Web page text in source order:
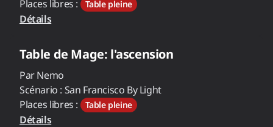
Places libres :
Table pleine
Détails
Table de Mage: l'ascension
ParNemo
Scénario : San Francisco By Light
Places libres :
Table pleine
Détails